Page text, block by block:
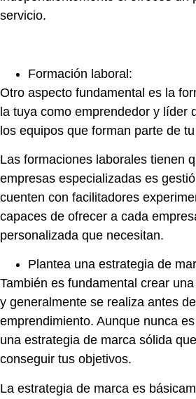
servicio.
Formación laboral:
Otro aspecto fundamental es la
la tuya como emprendedor y líder
los equipos que forman parte de
Las formaciones laborales tienen
empresas especializadas es
cuenten con facilitadores
capaces de ofrecer a cada
personalizada que necesitan.
Plantea una estrategia de
También es fundamental crear
y generalmente se realiza antes
emprendimiento. Aunque nunca
una estrategia de marca sólida
conseguir tus objetivos.
La estrategia de marca es